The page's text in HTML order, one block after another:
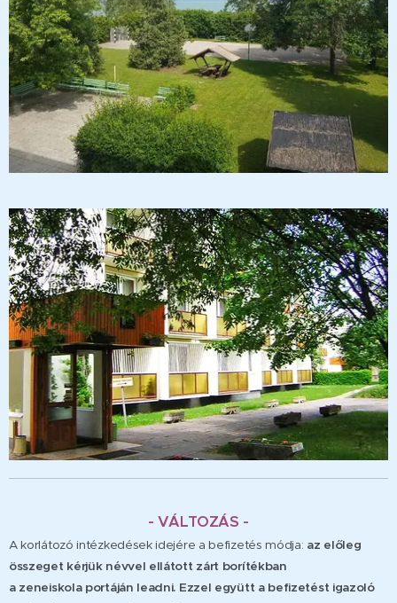
- VÁLTOZÁS -
A korlátozó intézkedések idejére a befizetés módja: az előleg
összeget kérjük névvel ellátott zárt borítékban
a zeneiskola portáján leadni. Ezzel együtt a befizetést igazoló